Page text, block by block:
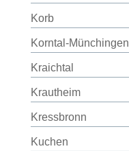
Korb
Korntal-Münchingen
Kraichtal
Krautheim
Kressbronn
Kuchen